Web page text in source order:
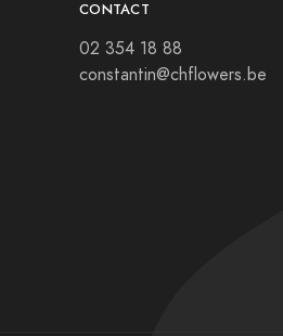
CONTACT
02 354 18 88
constantin@chflowers.be